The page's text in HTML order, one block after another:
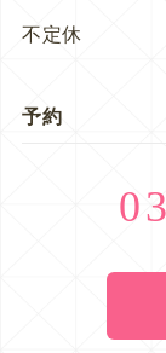
不定休
予約